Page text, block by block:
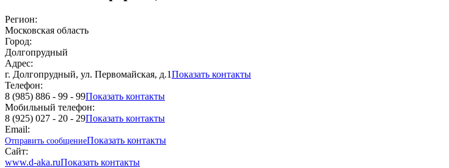
Регион:
Московская область
Город:
Долгопрудный
Адрес:
г. Долгопрудный, ул. Первомайская, д.1Показать контакты
Телефон:
8 (985) 886 - 99 - 99Показать контакты
Мобильный телефон:
8 (925) 027 - 20 - 29Показать контакты
Email:
Отправить сообщениеПоказать контакты
Сайт:
www.d-aka.ruПоказать контакты